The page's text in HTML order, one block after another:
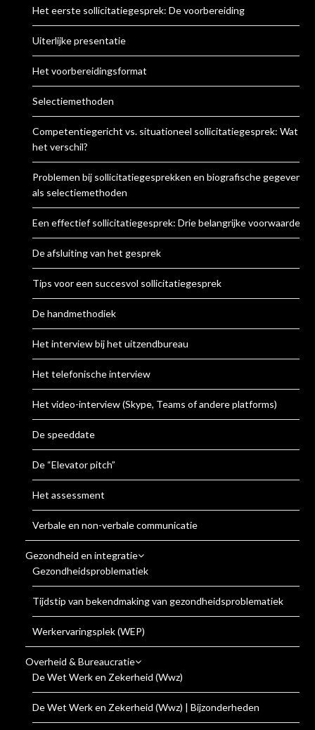
Het eerste sollicitatiegesprek: De voorbereiding
Uiterlijke presentatie
Het voorbereidingsformat
Selectiemethoden
Competentiegericht vs. situationeel sollicitatiegesprek: Wat is
het verschil?
Problemen bij sollicitatiegesprekken en biografische gegevens
als selectiemethoden
Een effectief sollicitatiegesprek: Drie belangrijke voorwaarden
De afsluiting van het gesprek
Tips voor een succesvol sollicitatiegesprek
De handmethodiek
Het interview bij het uitzendbureau
Het telefonische interview
Het video-interview (Skype, Teams of andere platforms)
De speeddate
De “Elevator pitch”
Het assessment
Verbale en non-verbale communicatie
Gezondheid en integratie
Gezondheidsproblematiek
Tijdstip van bekendmaking van gezondheidsproblematiek
Werkervaringsplek (WEP)
Overheid & Bureaucratie
De Wet Werk en Zekerheid (Wwz)
De Wet Werk en Zekerheid (Wwz) | Bijzonderheden